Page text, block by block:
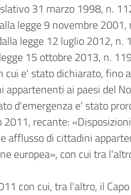
31 marzo 1998, n.
legge 9 novembre 2001,
legge 12 luglio 2012, n.
15 ottobre 2013, n.
e' stato dichiarato,
ai paesi del
d'emergenza e' stato
recante:
di cittadini
europea», con cui tra
con cui, tra l'altro, il